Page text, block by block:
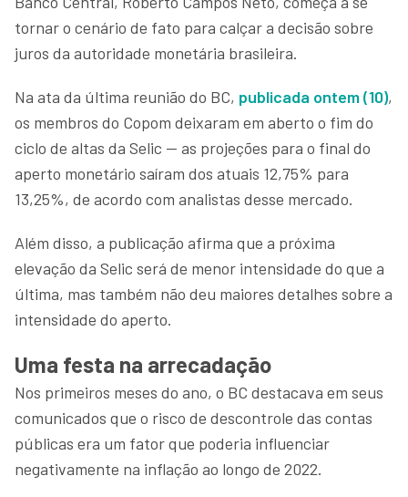
tornar o cenário de fato para calçar a decisão sobre
juros da autoridade monetária brasileira.
Na ata da última reunião do BC, publicada ontem (10),
os membros do Copom deixaram em aberto o fim do
ciclo de altas da Selic — as projeções para o final do
aperto monetário saíram dos atuais 12,75% para
13,25%, de acordo com analistas desse mercado.
Além disso, a publicação afirma que a próxima
elevação da Selic será de menor intensidade do que a
última, mas também não deu maiores detalhes sobre a
intensidade do aperto.
Uma festa na arrecadação
Nos primeiros meses do ano, o BC destacava em seus
comunicados que o risco de descontrole das contas
públicas era um fator que poderia influenciar
negativamente na inflação ao longo de 2022.